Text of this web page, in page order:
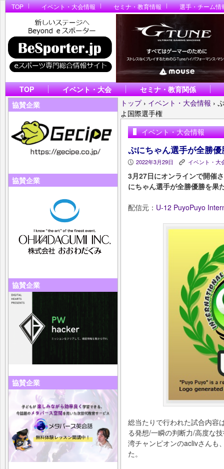
TOP イベント・大会情報 セミナ・教育情報 選手・チーム情
TOP イベント・大会
セミナ・教育関係
協賛企業
協賛企業
協賛企業
協賛企業
トップ › イベント・大会情報 ›
よ国際選手権
イベント・大会情報
ぷにちゃん選手が全勝
P 2022年3月29日 K イベント・大
3月27日にオンラインで開催
にちゃん選手が全勝優勝を果
配信元： U-12 PuyoPuyo
総当たりで行われた試合内容
る発想/一瞬の判断力/高度な
湾チャンピオンのaclivさんも
た。